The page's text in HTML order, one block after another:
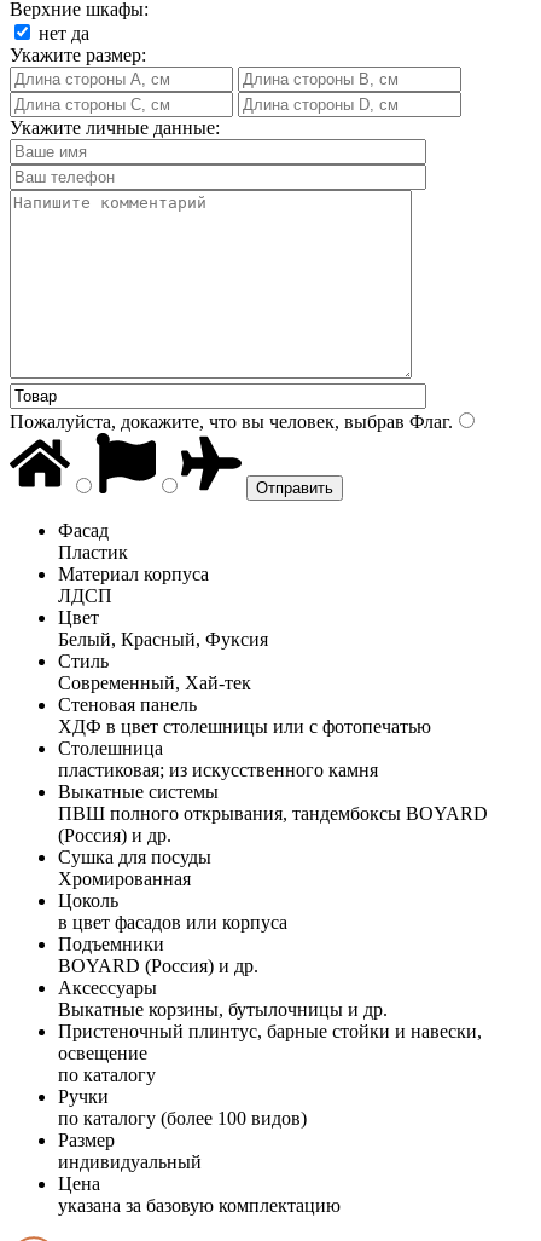
Верхние шкафы:
нет да
Укажите размер:
Укажите личные данные:
Пожалуйста, докажите, что вы человек, выбрав Флаг.
Фасад
Пластик
Материал корпуса
ЛДСП
Цвет
Белый, Красный, Фуксия
Стиль
Современный, Хай-тек
Стеновая панель
ХДФ в цвет столешницы или с фотопечатью
Столешница
пластиковая; из искусственного камня
Выкатные системы
ПВШ полного открывания, тандембоксы BOYARD
(Россия) и др.
Сушка для посуды
Хромированная
Цоколь
в цвет фасадов или корпуса
Подъемники
BOYARD (Россия) и др.
Аксессуары
Выкатные корзины, бутылочницы и др.
Пристеночный плинтус, барные стойки и навески,
освещение
по каталогу
Ручки
по каталогу (более 100 видов)
Размер
индивидуальный
Цена
указана за базовую комплектацию